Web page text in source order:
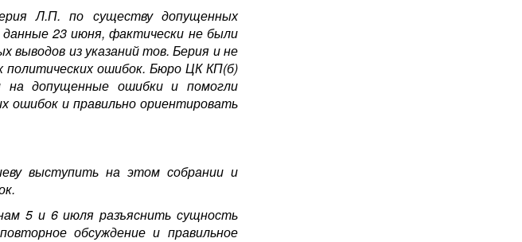
Л.П. по существу допущенных
23 июня, фактически не были
выводов из указаний тов. Берия и не
политических ошибок. Бюро ЦК КП(б)
на допущенные ошибки и помогли
ошибок и правильно ориентировать
выступить на этом собрании и
5 и 6 июля разъяснить сущность
обсуждение и правильное